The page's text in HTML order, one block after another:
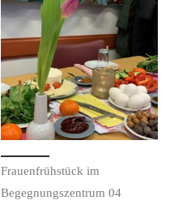
Frauenfrühstück im
Begegnungszentrum 04